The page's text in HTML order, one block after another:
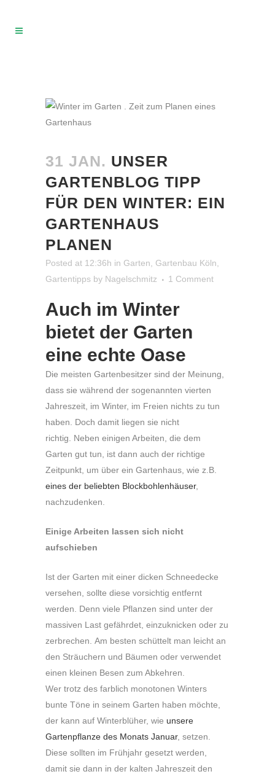
31 JAN. UNSER
GARTENBLOG TIPP
FÜR DEN WINTER: EIN
GARTENHAUS
PLANEN
Posted at 12:36h in Garten Gartenbau Köln
Gartentipps by Nagelschmitz 1 Comment
Auch im Winter
bietet der Garten
eine echte Oase
Die meisten Gartenbesitzer sind der Meinung,
dass sie während der sogenannten vierten
Jahreszeit, im Winter, im Freien nichts zu tun
haben. Doch damit liegen sie nicht
richtig. Neben einigen Arbeiten, die dem
Garten gut tun, ist dann auch der richtige
Zeitpunkt, um über ein Gartenhaus, wie z.B.
eines der beliebten Blockbohlenhäuser,
nachzudenken.
Einige Arbeiten lassen sich nicht
aufschieben
Ist der Garten mit einer dicken Schneedecke
versehen, sollte diese vorsichtig entfernt
werden. Denn viele Pflanzen sind unter der
massiven Last gefährdet, einzuknicken oder zu
zerbrechen. Am besten schüttelt man leicht an
den Sträuchern und Bäumen oder verwendet
einen kleinen Besen zum Abkehren.
Wer trotz des farblich monotonen Winters
bunte Töne in seinem Garten haben möchte,
der kann auf Winterblüher, wie unsere
Gartenpflanze des Monats Januar, setzen.
Diese sollten im Frühjahr gesetzt werden,
damit sie dann in der kalten Jahreszeit den